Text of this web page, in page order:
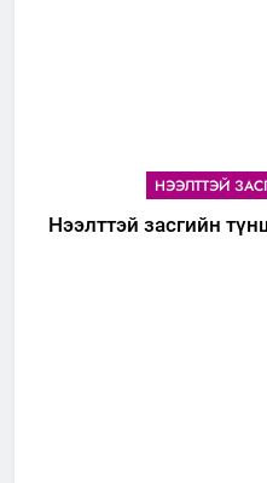
НЭЭЛТТЭЙ
Нээлттэй засгийн